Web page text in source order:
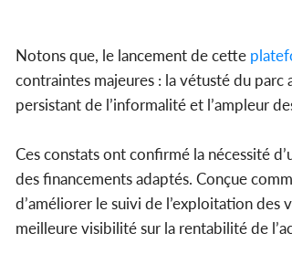
Notons que, le lancement de cette
contraintes majeures : la vétusté du parc
persistant de l’informalité et l’ampleur
Ces constats ont confirmé la nécessité
des financements adaptés. Conçue
d’améliorer le suivi de l’exploitation
meilleure visibilité sur la rentabilité de